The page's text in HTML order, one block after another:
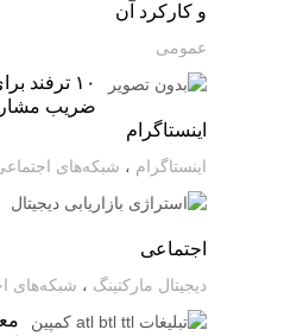
و کارکرد آن
عمومی
۱۰ ترفند
ضریب
اینستاگرام
اینستاگرام ، شبکه‌های
اجتماعی
دیجیتال مارکتینگ ، شبکه‌های